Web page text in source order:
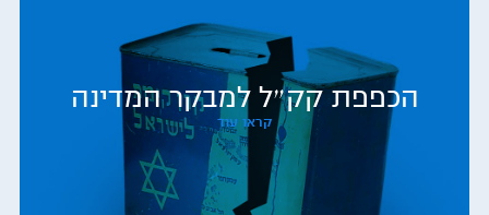
הכפפת קק״ל למבקר המדינה
קראו עוד